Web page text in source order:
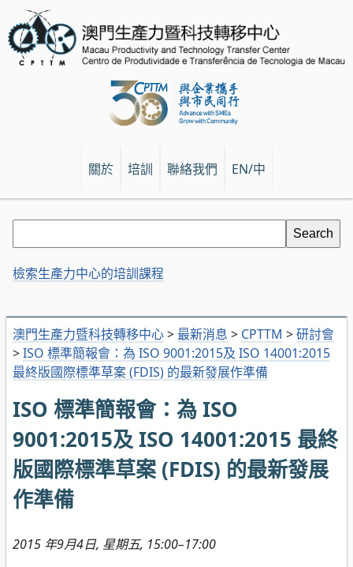
關於 培訓 聯絡我們 EN/中
澳門生產力暨科技轉移中心> 最新消息 > CPTTM >研討會
>ISO 標準簡報會：為 ISO 9001:2015及 ISO 14001:2015
最終版國際標準草案 (FDIS) 的最新發展作準備
ISO 標準簡報會：為 ISO
9001:2015及 ISO 14001:2015 最終
版國際標準草案 (FDIS) 的最新發展
作準備
2015 年9月4日, 星期五, 15:00–17:00
檢索生產力中心的培訓課程